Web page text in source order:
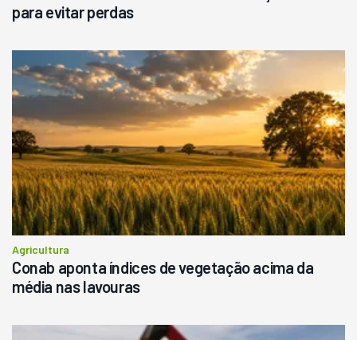
para evitar perdas
Agricultura
Conab aponta índices de vegetação acima da
média nas lavouras